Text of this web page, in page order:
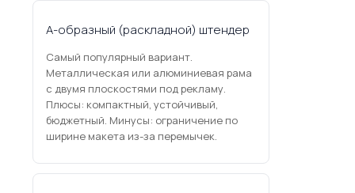
А-образный (раскладной) штендер
Самый популярный вариант.
Металлическая или алюминиевая рама
с двумя плоскостями под рекламу.
Плюсы: компактный, устойчивый,
бюджетный. Минусы: ограничение по
ширине макета из-за перемычек.